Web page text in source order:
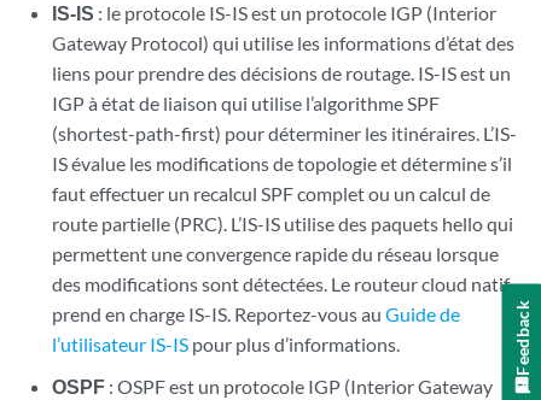
IS-IS : le protocole IS-IS est un protocole IGP (Interior
Gateway Protocol) qui utilise les informations d’état des
liens pour prendre des décisions de routage. IS-IS est un
IGP à état de liaison qui utilise l’algorithme SPF
(shortest-path-first) pour déterminer les itinéraires. L’IS-
IS évalue les modifications de topologie et détermine s’il
faut effectuer un recalcul SPF complet ou un calcul de
route partielle (PRC). L’IS-IS utilise des paquets hello qui
permettent une convergence rapide du réseau lorsque
des modifications sont détectées. Le routeur cloud natif
prend en charge IS-IS. Reportez-vous auGuide de
l’utilisateur IS-IS pour plus d’informations.
OSPF : OSPF est un protocole IGP (Interior Gateway
Feedback